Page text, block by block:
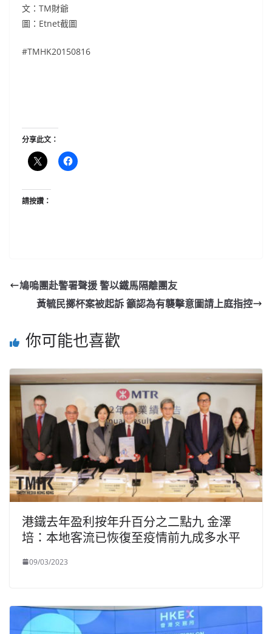
文：TM財爺
圖：Etnet截圖
#TMHK20150816
分享此文：
請按讚：
鳩嗚團赴警署聲援 警以鐵馬隔離團友
黃毓民擲杯案被起訴 籲認為有襲擊意圖請上庭指控
你可能也喜歡
港鐵去年盈利按年升百分之二點九 金澤
培：本地客流已恢復至疫情前九成多水平
09/03/2023